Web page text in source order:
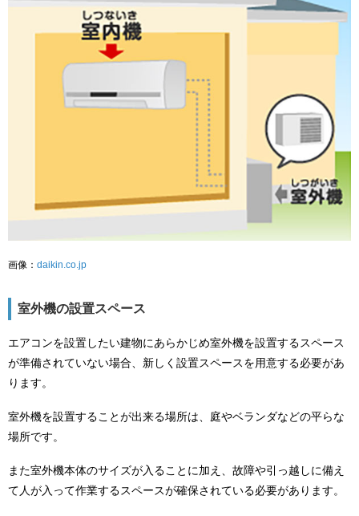
画像： daikin.co.jp
室外機の設置スペース
エアコンを設置したい建物にあらかじめ室外機を設置するスペース
が準備されていない場合、新しく設置スペースを用意する必要があ
ります。
室外機を設置することが出来る場所は、庭やベランダなどの平らな
場所です。
また室外機本体のサイズが入ることに加え、故障や引っ越しに備え
て人が入って作業するスペースが確保されている必要があります。